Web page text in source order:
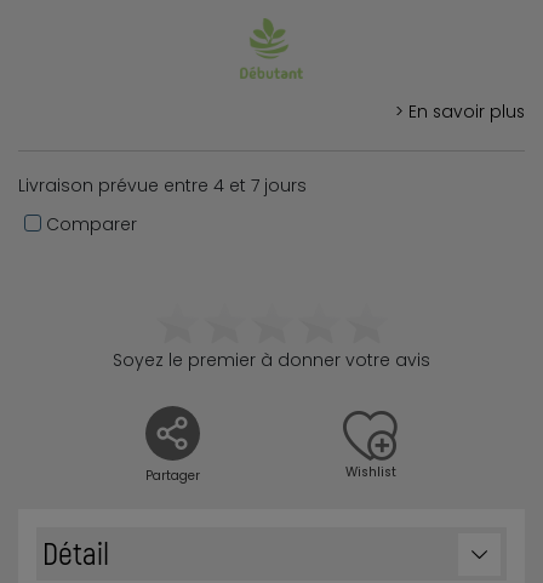
> En savoir plus
Livraison prévue entre 4 et 7 jours
Comparer
Partager
Soyez le premier à donner votre avis
Wishlist
Détail